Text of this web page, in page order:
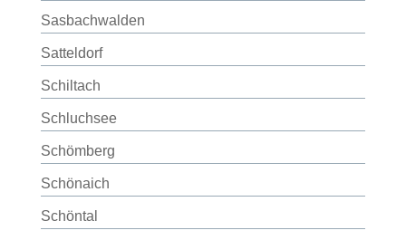
Sasbachwalden
Satteldorf
Schiltach
Schluchsee
Schömberg
Schönaich
Schöntal